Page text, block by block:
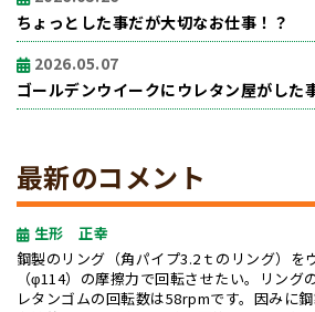
ちょっとした事だが大切なお仕事！？
2026.05.07
ゴールデンウイークにウレタン屋がした
最新のコメント
生形 正幸
鋼製のリング（角パイプ3.2ｔのリング）を
（φ114）の摩擦力で回転させたい。リング
レタンゴムの回転数は58rpmです。因みに